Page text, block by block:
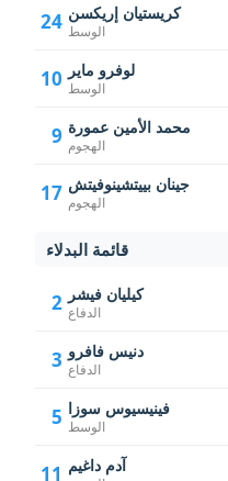
24 كريستيان إريكسن
الوسط
10 لوفرو ماير
الوسط
9 محمد الأمين عمورة
الهجوم
17 جينان بييتشينوفيتش
الهجوم
قائمة البدلاء
2 كيليان فيشر
الدفاع
3 دنيس فافرو
الدفاع
5 فينيسيوس سوزا
الوسط
11 آدم داغيم